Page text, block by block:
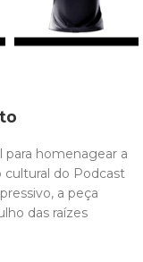
para homenagear a
do Podcast
a peça
das raízes